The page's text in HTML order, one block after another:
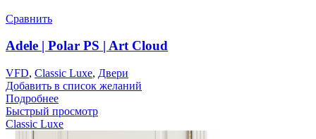
Сравнить
Adele | Polar PS | Art Cloud
VFD, Classic Luxe, Двери
Добавить в список желаний
Подробнее
Быстрый просмотр
Classic Luxe